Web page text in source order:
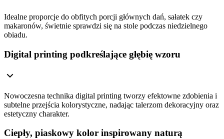
Idealne proporcje do obfitych porcji głównych dań, sałatek czy
makaronów, świetnie sprawdzi się na stole podczas niedzielnego
obiadu.
Digital printing podkreślające głębię wzoru
Nowoczesna technika digital printing tworzy efektowne zdobienia i
subtelne przejścia kolorystyczne, nadając talerzom dekoracyjny oraz
estetyczny charakter.
Ciepły, piaskowy kolor inspirowany naturą